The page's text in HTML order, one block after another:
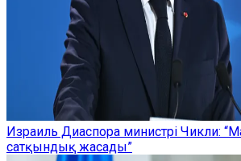
Израиль Диаспора министрі Чикли:
сатқындық жасады”